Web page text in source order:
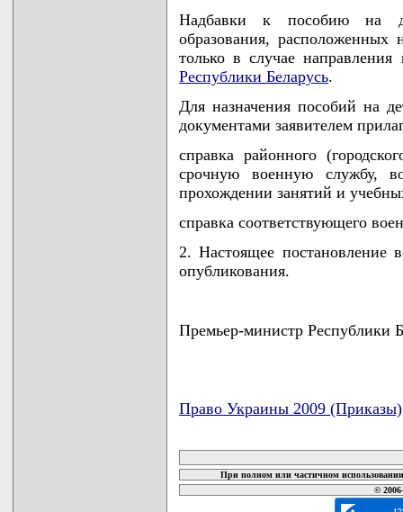
Надбавки к пособию на
образования, расположенных
только в случае
Республики Беларусь.
Для назначения пособий на
документами заявителем
справка районного
срочную военную службу,
прохождении занятий и
справка соответствующего
2. Настоящее постановление
опубликования.
Премьер-министр
Право Украины 2009 (Приказы)
При полном или частичном
©